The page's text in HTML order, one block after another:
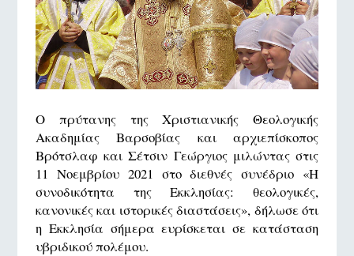
Ο πρύτανης της Χριστιανικής Θεολογικής
Ακαδημίας Βαρσοβίας και αρχιεπίσκοπος
Βρότσλαφ και Σέτσιν Γεώργιος μιλώντας στις
11 Νοεμβρίου 2021 στο διεθνές συνέδριο «Η
συνοδικότητα της Εκκλησίας: θεολογικές,
κανονικές και ιστορικές διαστάσεις», δήλωσε ότι
η Εκκλησία σήμερα ευρίσκεται σε κατάσταση
υβριδικού πολέμου.